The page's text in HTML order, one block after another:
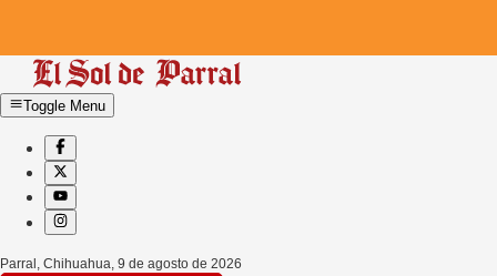
Toggle Menu
Parral, Chihuahua 9 de agosto de 2026